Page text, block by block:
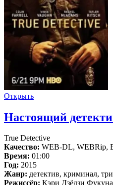
Открыть
Настоящий
True Detective
Качество: WEB-DL, WEBRip,
Время: 01:00
Год: 2015
Жанр: детектив, криминал,
Режиссёр: Кэри Дзёдзи